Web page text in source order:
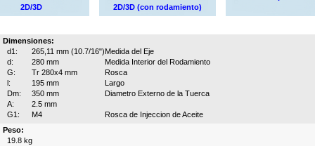
2D/3D
2D/3D (con rodamiento)
Dimensiones:
d1:
265,11 mm (10.7/16")Medida del Eje
d:
280 mm
Medida Interior del Rodamiento
G:
Tr 280x4 mm
Rosca
l:
195 mm
Largo
Dm:
350 mm
Diametro Externo de la Tuerca
A:
2.5 mm
G1:
M4
Rosca de Injeccion de Aceite
Peso:
19.8 kg